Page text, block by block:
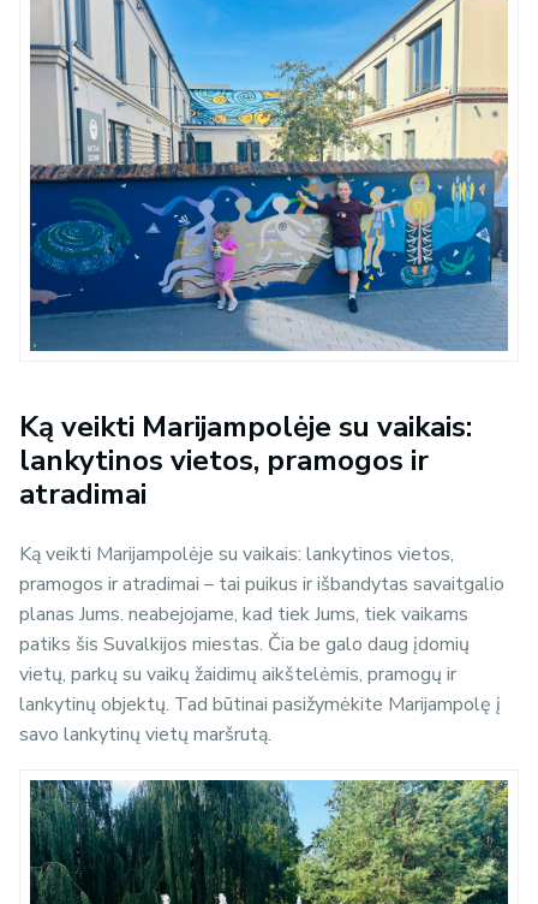
Ką veikti Marijampolėje su vaikais:
lankytinos vietos, pramogos ir
atradimai
Ką veikti Marijampolėje su vaikais: lankytinos vietos,
pramogos ir atradimai – tai puikus ir išbandytas savaitgalio
planas Jums. neabejojame, kad tiek Jums, tiek vaikams
patiks šis Suvalkijos miestas. Čia be galo daug įdomių
vietų, parkų su vaikų žaidimų aikštelėmis, pramogų ir
lankytinų objektų. Tad būtinai pasižymėkite Marijampolę į
savo lankytinų vietų maršrutą.